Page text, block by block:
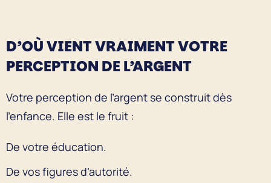
D’OÙ VIENT VRAIMENT VOTRE
PERCEPTION DE L’ARGENT
Votre perception de l’argent se construit dès
l’enfance. Elle est le fruit :
De votre éducation.
De vos figures d’autorité.